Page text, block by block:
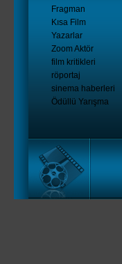
Fragman
Kısa Film
Yazarlar
Zoom Aktör
film kritikleri
röportaj
sinema haberleri
Ödüllü Yarışma